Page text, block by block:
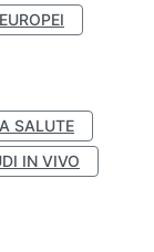
SALUTE
IN VIVO